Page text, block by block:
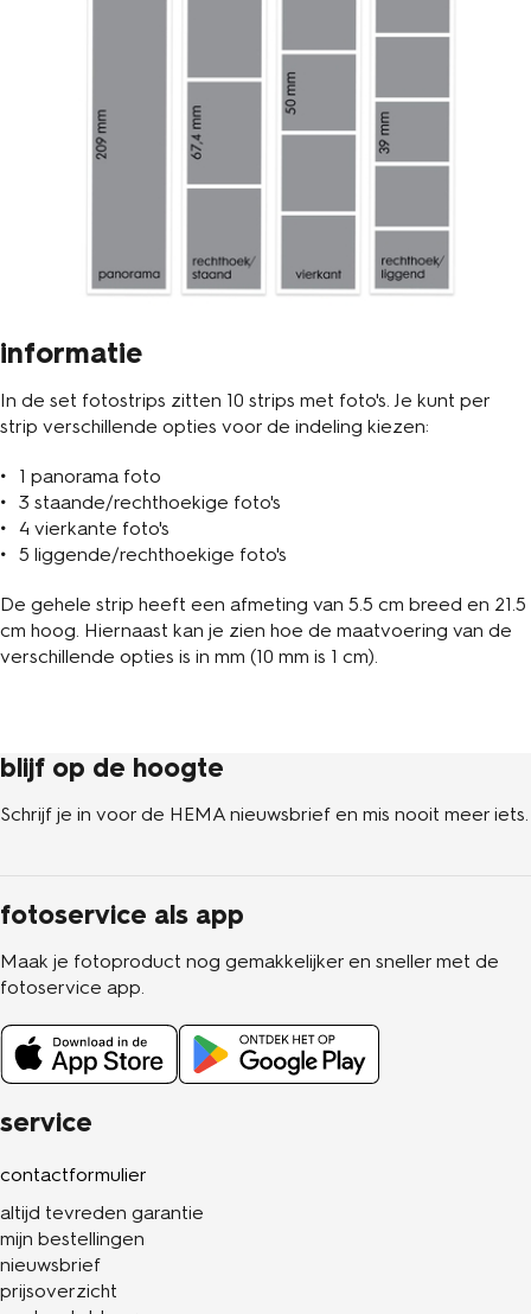
informatie
In de set fotostrips zitten 10 strips met foto's. Je kunt per
strip verschillende opties voor de indeling kiezen:
1 panorama foto
3 staande/rechthoekige foto's
4 vierkante foto's
5 liggende/rechthoekige foto's
De gehele strip heeft een afmeting van 5.5 cm breed en 21.5
cm hoog. Hiernaast kan je zien hoe de maatvoering van de
verschillende opties is in mm (10 mm is 1 cm).
service
contactformulier
altijd tevreden garantie
mijn bestellingen
nieuwsbrief
prijsoverzicht
blijf op de hoogte
Schrijf je in voor de HEMA nieuwsbrief en mis nooit meer iets.
fotoservice als app
Maak je fotoproduct nog gemakkelijker en sneller met de
fotoservice app.